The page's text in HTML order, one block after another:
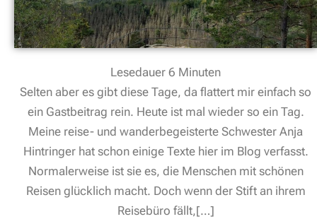
Lesedauer 6 Minuten
Selten aber es gibt diese Tage, da flattert mir einfach so
ein Gastbeitrag rein. Heute ist mal wieder so ein Tag.
Meine reise- und wanderbegeisterte Schwester Anja
Hintringer hat schon einige Texte hier im Blog verfasst.
Normalerweise ist sie es, die Menschen mit schönen
Reisen glücklich macht. Doch wenn der Stift an ihrem
Reisebüro fällt,[…]